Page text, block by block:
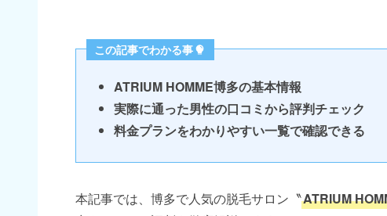
この記事でわかる事
ATRIUM HOMME博多の基本情報
実際に通った男性の口コミから評判チェック
料金プランをわかりやすい一覧で確認できる
本記事では、博多で人気の脱毛サロン〝ATRIUM